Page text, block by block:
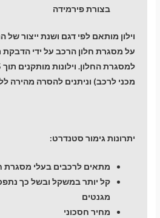
בצורת פירמידה
וילון מותאם לפי דגם ושנת ייצור של
על מסגרת חלון הרכב על ידי
מכני לרכב) וניתנים להסרה מהירה
יתרונות גימור סטנדרט:
מתאים לרכבים בעלי מסגרת
קל יותר במשקל ובשל כך
מגנטים
מחיר חסכוני